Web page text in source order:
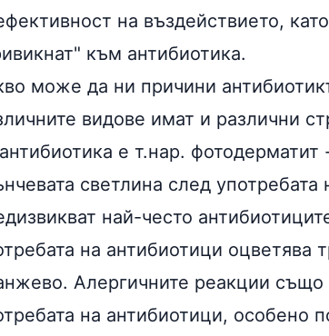
на въздействието,
към антибиотика.
може да ни причини
видове имат и различни
е т.нар. фотодерматит
светлина след
най-често
на антибиотици
Алергичните реакции
на антибиотици, особено